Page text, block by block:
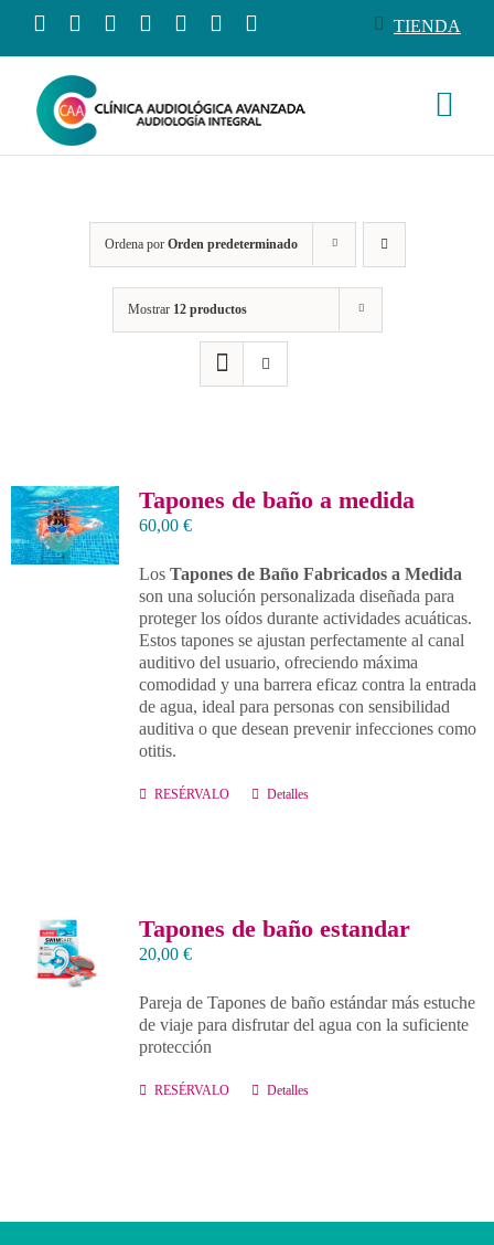
contenido
TIENDA
Productos
Contacto
Llámanos 912 129 122
Ordena por Orden predeterminado
Mostrar 12 productos
Tapones de baño a medida
60,00 €
Los Tapones de Baño Fabricados a Medida
son una solución personalizada diseñada para
proteger los oídos durante actividades acuáticas.
Estos tapones se ajustan perfectamente al canal
auditivo del usuario, ofreciendo máxima
comodidad y una barrera eficaz contra la entrada
de agua, ideal para personas con sensibilidad
auditiva o que desean prevenir infecciones como
otitis.
RESÉRVALO Detalles
Tapones de baño estandar
20,00 €
Pareja de Tapones de baño estándar más estuche
de viaje para disfrutar del agua con la suficiente
protección
RESÉRVALO Detalles